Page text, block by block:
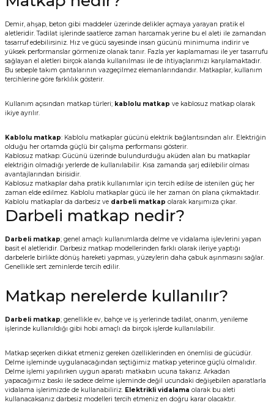
Demir, ahşap, beton gibi maddeler üzerinde delikler açmaya yarayan pratik el
aletleridir. Tadilat işlerinde saatlerce zaman harcamak yerine bu el aleti ile zamandan
tasarruf edebilirsiniz. Hız ve gücü sayesinde insan gücünü minimuma indirir ve
yüksek performanslar görmenize olanak tanır. Fazla yer kaplamaması ile yer tasarrufu
sağlayan el aletleri birçok alanda kullanılması ile de ihtiyaçlarımızı karşılamaktadır.
Bu sebeple takım çantalarının vazgeçilmez elemanlarındandır. Matkaplar, kullanım
tercihlerine göre farklılık gösterir.
Kullanım açısından matkap türleri; kablolu matkap ve kablosuz matkap olarak
ikiye ayrılır.
Kablolu matkap: Kablolu matkaplar gücünü elektrik bağlantısından alır. Elektriğin
olduğu her ortamda güçlü bir çalışma performansı gösterir.
Kablosuz matkap: Gücünü üzerinde bulundurduğu aküden alan bu matkaplar
elektriğin olmadığı yerlerde de kullanılabilir. Kısa zamanda şarj edilebilir olması
avantajlarından birisidir.
Kablosuz matkaplar daha pratik kullanımlar için tercih edilse de istenilen güç her
zaman elde edilmez. Kablolu matkaplar gücü ile her zaman ön plana çıkmaktadır.
Kablolu matkaplar da darbesiz ve darbeli matkap olarak karşımıza çıkar.
Darbeli matkap nedir?
Darbeli matkap; genel amaçlı kullanımlarda delme ve vidalama işlevlerini yapan
basit el aletleridir. Darbesiz matkap modellerinden farklı olarak ileriye yaptığı
darbelerle birlikte dönüş hareketi yapması, yüzeylerin daha çabuk aşınmasını sağlar.
Genellikle sert zeminlerde tercih edilir.
Matkap nerelerde kullanılır?
Darbeli matkap; genellikle ev, bahçe ve iş yerlerinde tadilat, onarım, yenileme
işlerinde kullanıldığı gibi hobi amaçlı da birçok işlerde kullanılabilir.
Matkap seçerken dikkat etmeniz gereken özelliklerinden en önemlisi de gücüdür.
Delme işleminde uygulanacağından seçtiğimiz matkap yeterince güçlü olmalıdır.
Delme işlemi yapılırken uygun aparatı matkabın ucuna takarız. Arkadan
yapacağımız baskı ile sadece delme işleminde değil ucundaki değişebilen aparatlarla
vidalama işlerimizde de kullanabiliriz. Elektrikli vidalama olarak bu aleti
kullanacaksanız darbesiz modelleri tercih etmeniz en doğru karar olacaktır.